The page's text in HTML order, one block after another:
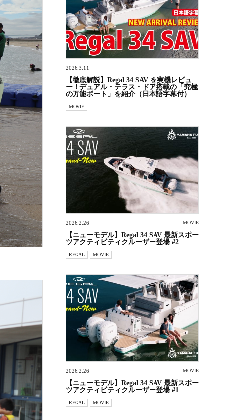
2026.3.11
【徹底解説】Regal 34 SAV を実機レビュ
ー！デュアル・テラス・ドア搭載の「究極
の万能ボート」を紹介（日本語字幕付）
MOVIE
2026.2.26 MOVIE
【ニューモデル】Regal 34 SAV 最新スポー
ツアクティビティクルーザー登場 #2
REGAL MOVIE
2026.2.26 MOVIE
【ニューモデル】Regal 34 SAV 最新スポー
ツアクティビティクルーザー登場 #1
REGAL MOVIE